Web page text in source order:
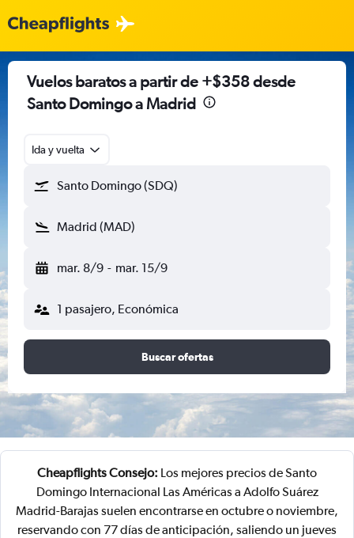
Vuelos baratos a partir de +$358 desde
Santo Domingo a Madrid
Ida y vuelta
Santo Domingo (SDQ)
Madrid (MAD)
mar. 8/9 - mar. 15/9
1 pasajero, Económica
Buscar ofertas
Cheapflights Consejo: Los mejores precios de Santo
Domingo Internacional Las Américas a Adolfo Suárez
Madrid-Barajas suelen encontrarse en octubre o noviembre,
reservando con 77 días de anticipación, saliendo un jueves